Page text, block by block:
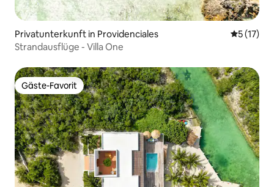
Privatunterkunft in Providenciales
5 (17)
Strandausflüge - Villa One
Gäste-Favorit
Gäste-Favorit